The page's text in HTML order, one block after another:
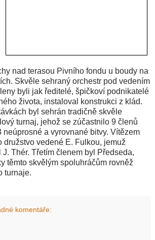
nad terasou Pivního fondu u boudy na
Skvěle sehraný orchestr pod vedením
byli jak ředitelé, špičkoví podnikatelé
života, instaloval konstrukci z klád.
byl sehrán tradičně skvěle
turnaj, jehož se zúčastnilo 9 členů
neúprosné a vyrovnané bitvy. Vítězem
družstvo vedené E. Fulkou, jemuž
Thér. Třetím členem byl Předseda,
těmto skvělým spoluhráčům rovněž
turnaje.
komentáře: